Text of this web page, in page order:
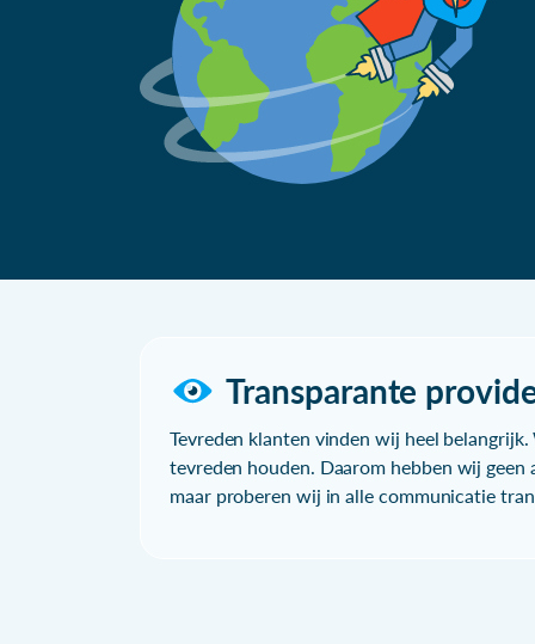
Transparante
Tevreden klanten vinden wij heel
tevreden houden. Daarom hebben wij geen
maar proberen wij in alle communicatie